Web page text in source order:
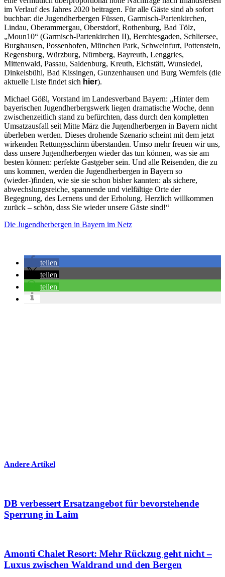
im Verlauf des Jahres 2020 beitragen. Für alle Gäste sind ab sofort
buchbar: die Jugendherbergen Füssen, Garmisch-Partenkirchen,
Lindau, Oberammergau, Oberstdorf, Rothenburg, Bad Tölz,
„Moun10“ (Garmisch-Partenkirchen II), Berchtesgaden, Schliersee,
Burghausen, Possenhofen, München Park, Schweinfurt, Pottenstein,
Regensburg, Würzburg, Nürnberg, Bayreuth, Lenggries,
Mittenwald, Passau, Saldenburg, Kreuth, Eichstätt, Wunsiedel,
Dinkelsbühl, Bad Kissingen, Gunzenhausen und Burg Wernfels (die
aktuelle Liste findet sich hier).
Michael Gößl, Vorstand im Landesverband Bayern: „Hinter dem
bayerischen Jugendherbergswerk liegen dramatische Woche, denn
zwischenzeitlich stand zu befürchten, dass durch den kompletten
Umsatzausfall seit Mitte März die Jugendherbergen in Bayern nicht
überleben werden. Dieses drohende Szenario scheint mit dem jetzt
wirkenden Rettungsschirm überstanden. Umso mehr freuen wir uns,
dass unsere Jugendherbergen wieder das tun können, was sie am
besten können: perfekte Gastgeber sein. Und alle Reisenden, die zu
uns kommen, werden die Jugendherbergen in Bayern so
(wieder-)finden, wie sie sie schon bisher kannten: als sichere,
abwechslungsreiche, spannende und vielfältige Orte der
Begegnung, des Lernens und der Erholung. Herzlich willkommen
zurück – schön, dass Sie wieder unsere Gäste sind!“
Die Jugendherbergen in Bayern im Netz
teilen
teilen
teilen
Andere Artikel
DB verbessert Ersatzangebot für bevorstehende
Sperrung in Laim
Amonti Chalet Resort: Mehr Rückzug geht nicht –
Luxus zwischen Waldrand und den Bergen